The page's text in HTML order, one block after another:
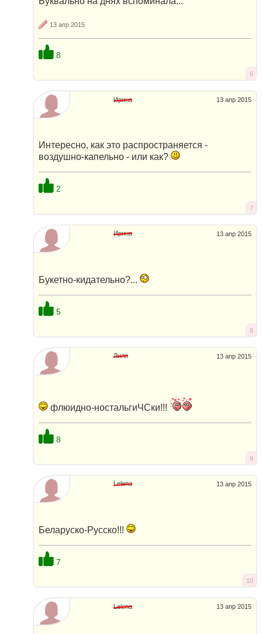
13 апр 2015
8
6
13 апр 2015
Ирина
Интересно, как это распространяется -
воздушно-капельно - или как?
2
7
13 апр 2015
Ирина
Букетно-кидательно?...
5
8
13 апр 2015
Лиля
флюидно-ностальгиЧСки!!!
8
9
13 апр 2015
Lelena
Беларуско-Русско!!!
7
10
13 апр 2015
Lelena